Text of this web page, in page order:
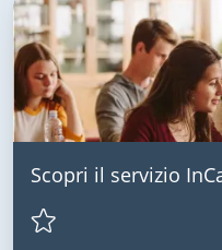
Scopri il servizio